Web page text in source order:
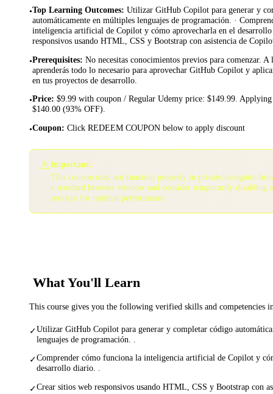
•Top Learning Outcomes: Utilizar GitHub Copilot para generar y
automáticamente en múltiples lenguajes de programación. ·
inteligencia artificial de Copilot y cómo aprovecharla en el
responsivos usando HTML, CSS y Bootstrap con asistencia de
•Prerequisites: No necesitas conocimientos previos para comenzar.
aprenderás todo lo necesario para aprovechar GitHub Copilot y
en tus proyectos de desarrollo.
•Price: $9.99 with coupon / Regular Udemy price: $149.99. Applying
$140.00 (93% OFF).
•Coupon: Click REDEEM COUPON below to apply discount
⚠️Important:
This coupon may not function properly in private/incognito
a standard browser window and consider temporarily disabling
services for optimal performance.
What You'll Learn
This course gives you the following verified skills and competencies
✓Utilizar GitHub Copilot para generar y completar código
lenguajes de programación. .
✓Comprender cómo funciona la inteligencia artificial de Copilot y
desarrollo diario. .
✓Crear sitios web responsivos usando HTML, CSS y Bootstrap con